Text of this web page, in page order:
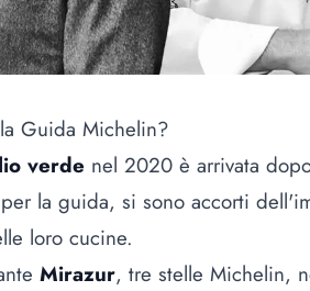
Guida Michelin?
verde nel 2020 è arrivata
la guida, si sono accorti
loro cucine.
Mirazur, tre stelle Michelin,